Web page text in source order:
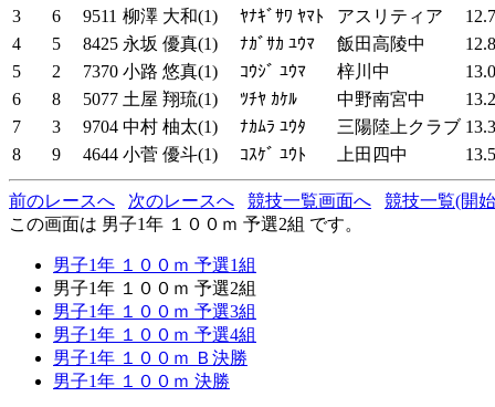
3
6 9511 柳澤 大和(1) ﾔﾅｷﾞｻﾜ ﾔﾏﾄ アスリティア
4
5 8425 永坂 優真(1) ﾅｶﾞｻｶ ﾕｳﾏ 飯田高陵中
5
2 7370 小路 悠真(1) ｺｳｼﾞ ﾕｳﾏ 梓川中
6
8 5077 土屋 翔琉(1) ﾂﾁﾔ ｶｹﾙ 中野南宮中
7
3 9704 中村 柚太(1) ﾅｶﾑﾗ ﾕｳﾀ 三陽陸上クラブ
8
9 4644 小菅 優斗(1) ｺｽｹﾞ ﾕｳﾄ 上田四中
前のレースへ 次のレースへ 競技一覧画面へ
競技一覧(開
この画面は 男子1年 １００ｍ 予選2組 です。
男子1年 １００ｍ 予選1組
男子1年 １００ｍ 予選2組
男子1年 １００ｍ 予選3組
男子1年 １００ｍ 予選4組
男子1年 １００ｍ Ｂ決勝
男子1年 １００ｍ 決勝